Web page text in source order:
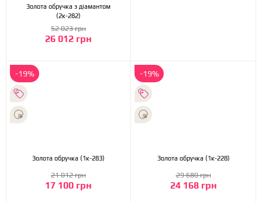
Золота обручка з діамантом
(2к-282)
26 012 грн
52 023 грн
-19%
Золота обручка (1к-283)
17 100 грн
21 012 грн
-19%
Золота обручка (1к-228)
24 168 грн
29 680 грн